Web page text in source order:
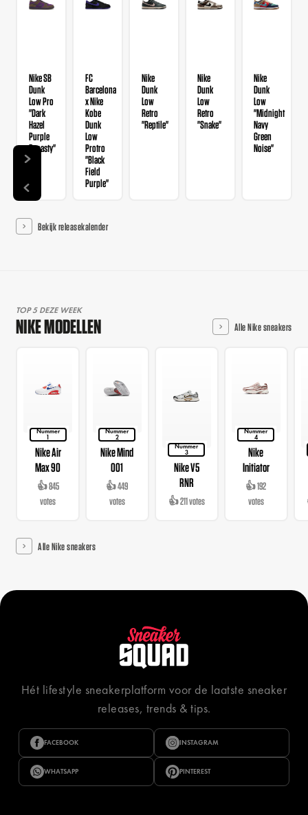
Nike SB
Dunk
Low Pro
"Dark
Hazel
Purple
Dynasty"
FC
Barcelona
x Nike
Kobe
Dunk
Low
Protro
"Black
Field
Purple"
Nike
Dunk
Low
Retro
"Reptile"
Nike
Dunk
Low
Retro
"Snake"
Nike
Dunk
Low
"Midnight
Navy
Green
Noise"
Bekijk releasekalender
TOP 5 DEZE WEEK
NIKE MODELLEN Alle Nike sneakers
Nummer
1
Nike Air
Max 90
👍 845
votes
Nummer
2
Nike Mind
001
👍 449
votes
Nummer
3
Nike V5
RNR
👍 211 votes
Nummer
4
Nike
Initiator
👍 192
votes
Alle Nike sneakers
Hét lifestyle sneakerplatform voor de laatste sneaker
releases, trends & tips.
FACEBOOK INSTAGRAM
WHATSAPP PINTEREST